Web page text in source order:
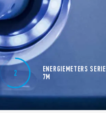
PROGRAMMEERBARE
LOGISCHE RELAIS
2
ENERGIEMETERS SERIE
7M